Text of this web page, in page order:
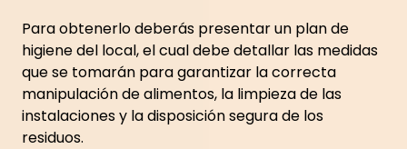
Para obtenerlo deberás presentar un plan de
higiene del local, el cual debe detallar las medidas
que se tomarán para garantizar la correcta
manipulación de alimentos, la limpieza de las
instalaciones y la disposición segura de los
residuos.